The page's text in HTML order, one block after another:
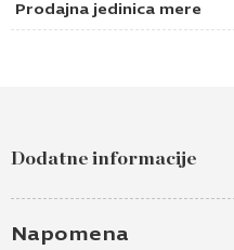
Prodajna jedinica mere
Dodatne informacije
Napomena